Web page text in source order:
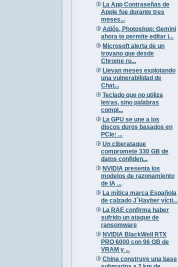
La App Contraseñas de
Apple fue durante tres
meses...
Adiós, Photoshop: Gemini
ahora te permite editar i...
Microsoft alerta de un
troyano que desde
Chrome ro...
Llevan meses explotando
una vulnerabilidad de
Chat...
Teclado que no utiliza
letras, sino palabras
compl...
La GPU se une a los
discos duros basados en
PCIe: ...
Un ciberataque
compromete 330 GB de
datos confiden...
NVIDIA presenta los
modelos de razonamiento
de IA ...
La mítica marca Española
de calzado J´Hayber vícti...
La RAE confirma haber
sufrido un ataque de
ransomware
NVIDIA BlackWell RTX
PRO 6000 con 96 GB de
VRAM y ...
China construye una base